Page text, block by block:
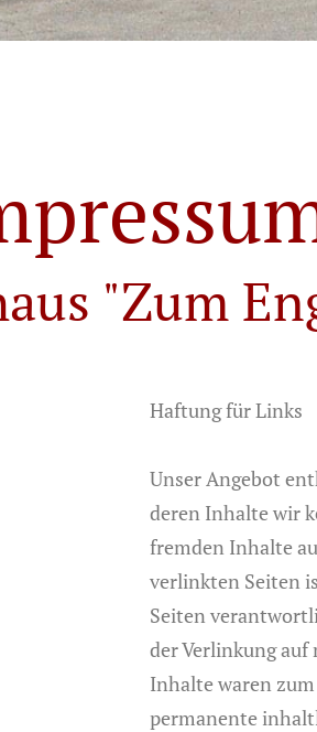
"Zum
Haftung für Links
Unser Angebot
deren Inhalte wir
fremden Inhalte
verlinkten Seiten
Seiten
der Verlinkung
Inhalte waren
permanente